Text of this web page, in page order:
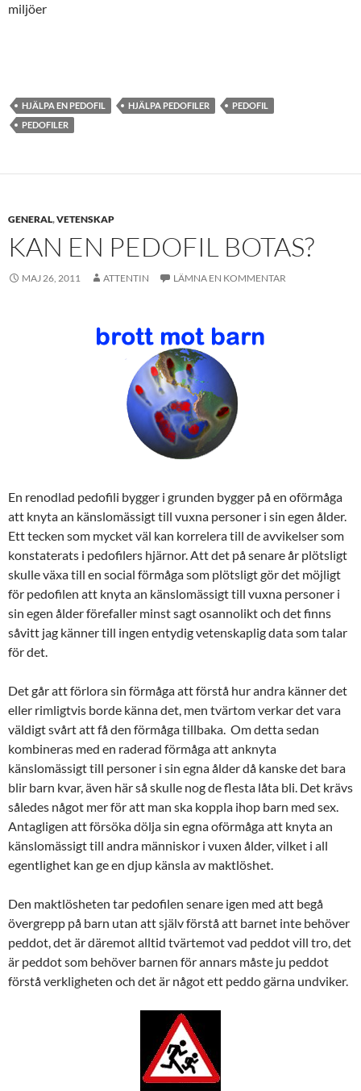
miljöer
HJÄLPA EN PEDOFIL HJÄLPA PEDOFILER
PEDOFIL
PEDOFILER
GENERAL,VETENSKAP
KAN EN PEDOFIL BOTAS?
MAJ 26, 2011 ATTENTIN LÄMNA EN KOMMENTAR
En renodlad pedofili bygger i grunden bygger på en oförmåga
att knyta an känslomässigt till vuxna personer i sin egen ålder.
Ett tecken som mycket väl kan korrelera till de avvikelser som
konstaterats i pedofilers hjärnor. Att det på senare år plötsligt
skulle växa till en social förmåga som plötsligt gör det möjligt
för pedofilen att knyta an känslomässigt till vuxna personer i
sin egen ålder förefaller minst sagt osannolikt och det finns
såvitt jag känner till ingen entydig vetenskaplig data som talar
för det.
Det går att förlora sin förmåga att förstå hur andra känner det
eller rimligtvis borde känna det, men tvärtom verkar det vara
väldigt svårt att få den förmåga tillbaka. Om detta sedan
kombineras med en raderad förmåga att anknyta
känslomässigt till personer i sin egna ålder då kanske det bara
blir barn kvar, även här så skulle nog de flesta låta bli. Det krävs
således något mer för att man ska koppla ihop barn med sex.
Antagligen att försöka dölja sin egna oförmåga att knyta an
känslomässigt till andra människor i vuxen ålder, vilket i all
egentlighet kan ge en djup känsla av maktlöshet.
Den maktlösheten tar pedofilen senare igen med att begå
övergrepp på barn utan att själv förstå att barnet inte behöver
peddot, det är däremot alltid tvärtemot vad peddot vill tro, det
är peddot som behöver barnen för annars måste ju peddot
förstå verkligheten och det är något ett peddo gärna undviker.